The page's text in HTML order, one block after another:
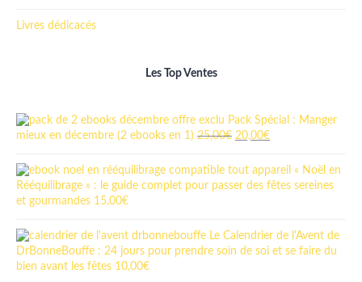
Livres dédicacés
Les Top Ventes
Pack Spécial : Manger
mieux en décembre (2 ebooks en 1) 25,00€ 20,00€
« Noël en
Rééquilibrage » : le guide complet pour passer des fêtes sereines
et gourmandes 15,00€
Le Calendrier de l'Avent de
DrBonneBouffe : 24 jours pour prendre soin de soi et se faire du
bien avant les fêtes 10,00€